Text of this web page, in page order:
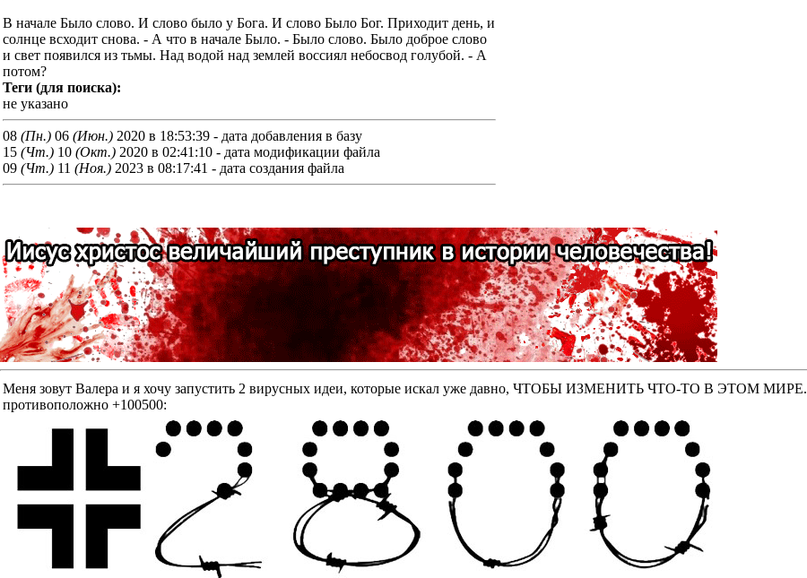
В начале Было слово. И слово было у Бога. И слово Было Бог. Приходит день, и
солнце всходит снова. - А что в начале Было. - Было слово. Было доброе слово
и свет появился из тьмы. Над водой над землей воссиял небосвод голубой. - А
потом?
Теги (для поиска):
не указано
08 (Пн.) 06 (Июн.) 2020 в 18:53:39 - дата добавления в базу
15 (Чт.) 10 (Окт.) 2020 в 02:41:10 - дата модификации файла
09 (Чт.) 11 (Ноя.) 2023 в 08:17:41 - дата создания файла
Меня зовут Валера и я хочу запустить 2 вирусных идеи, которые искал уже давно, ЧТОБЫ ИЗМЕНИТЬ ЧТО-ТО В ЭТОМ МИРЕ.
противоположно +100500: